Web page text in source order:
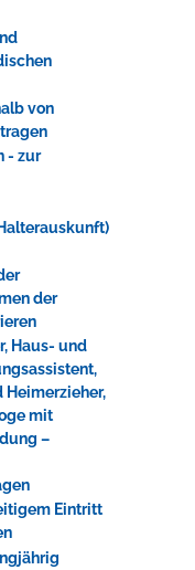
von
- zur
der
Haus- und
Heimerzieher,
mit
–
Eintritt